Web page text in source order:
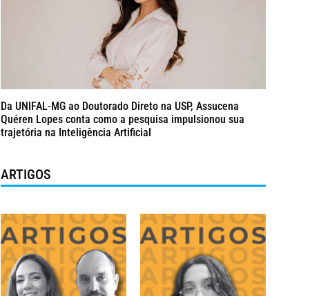
Da UNIFAL-MG ao Doutorado Direto na USP, Assucena
Quéren Lopes conta como a pesquisa impulsionou sua
trajetória na Inteligência Artificial
ARTIGOS